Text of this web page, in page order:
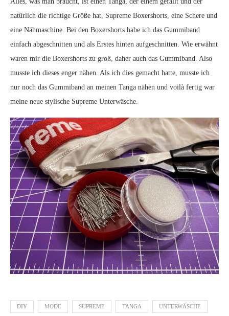
natürlich die richtige Größe hat, Supreme Boxershorts, eine Schere und
eine Nähmaschine. Bei den Boxershorts habe ich das Gummiband
einfach abgeschnitten und als Erstes hinten aufgeschnitten. Wie erwähnt
waren mir die Boxershorts zu groß, daher auch das Gummiband. Also
musste ich dieses enger nähen. Als ich dies gemacht hatte, musste ich
nur noch das Gummiband an meinen Tanga nähen und voilà fertig war
meine neue stylische Supreme Unterwäsche.
DIY MODE SUPREME TANGA UNTERWÄSCHE